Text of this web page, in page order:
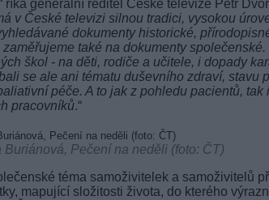
říká generální ředitel České televize Petr
v České televizi silnou tradici, vysokou
dokumenty historické,
zaměřujeme také na dokumenty
škol - na děti, rodiče a učitele, i dopady
se ale ani tématu duševního zdraví, stavu
péče. A to jak z pohledu pacientů,
pracovníků.“
Buriánová, Pečení na neděli (foto: ČT)
téma samoživitelek a samoživitelů
mapující složitosti života, do kterého